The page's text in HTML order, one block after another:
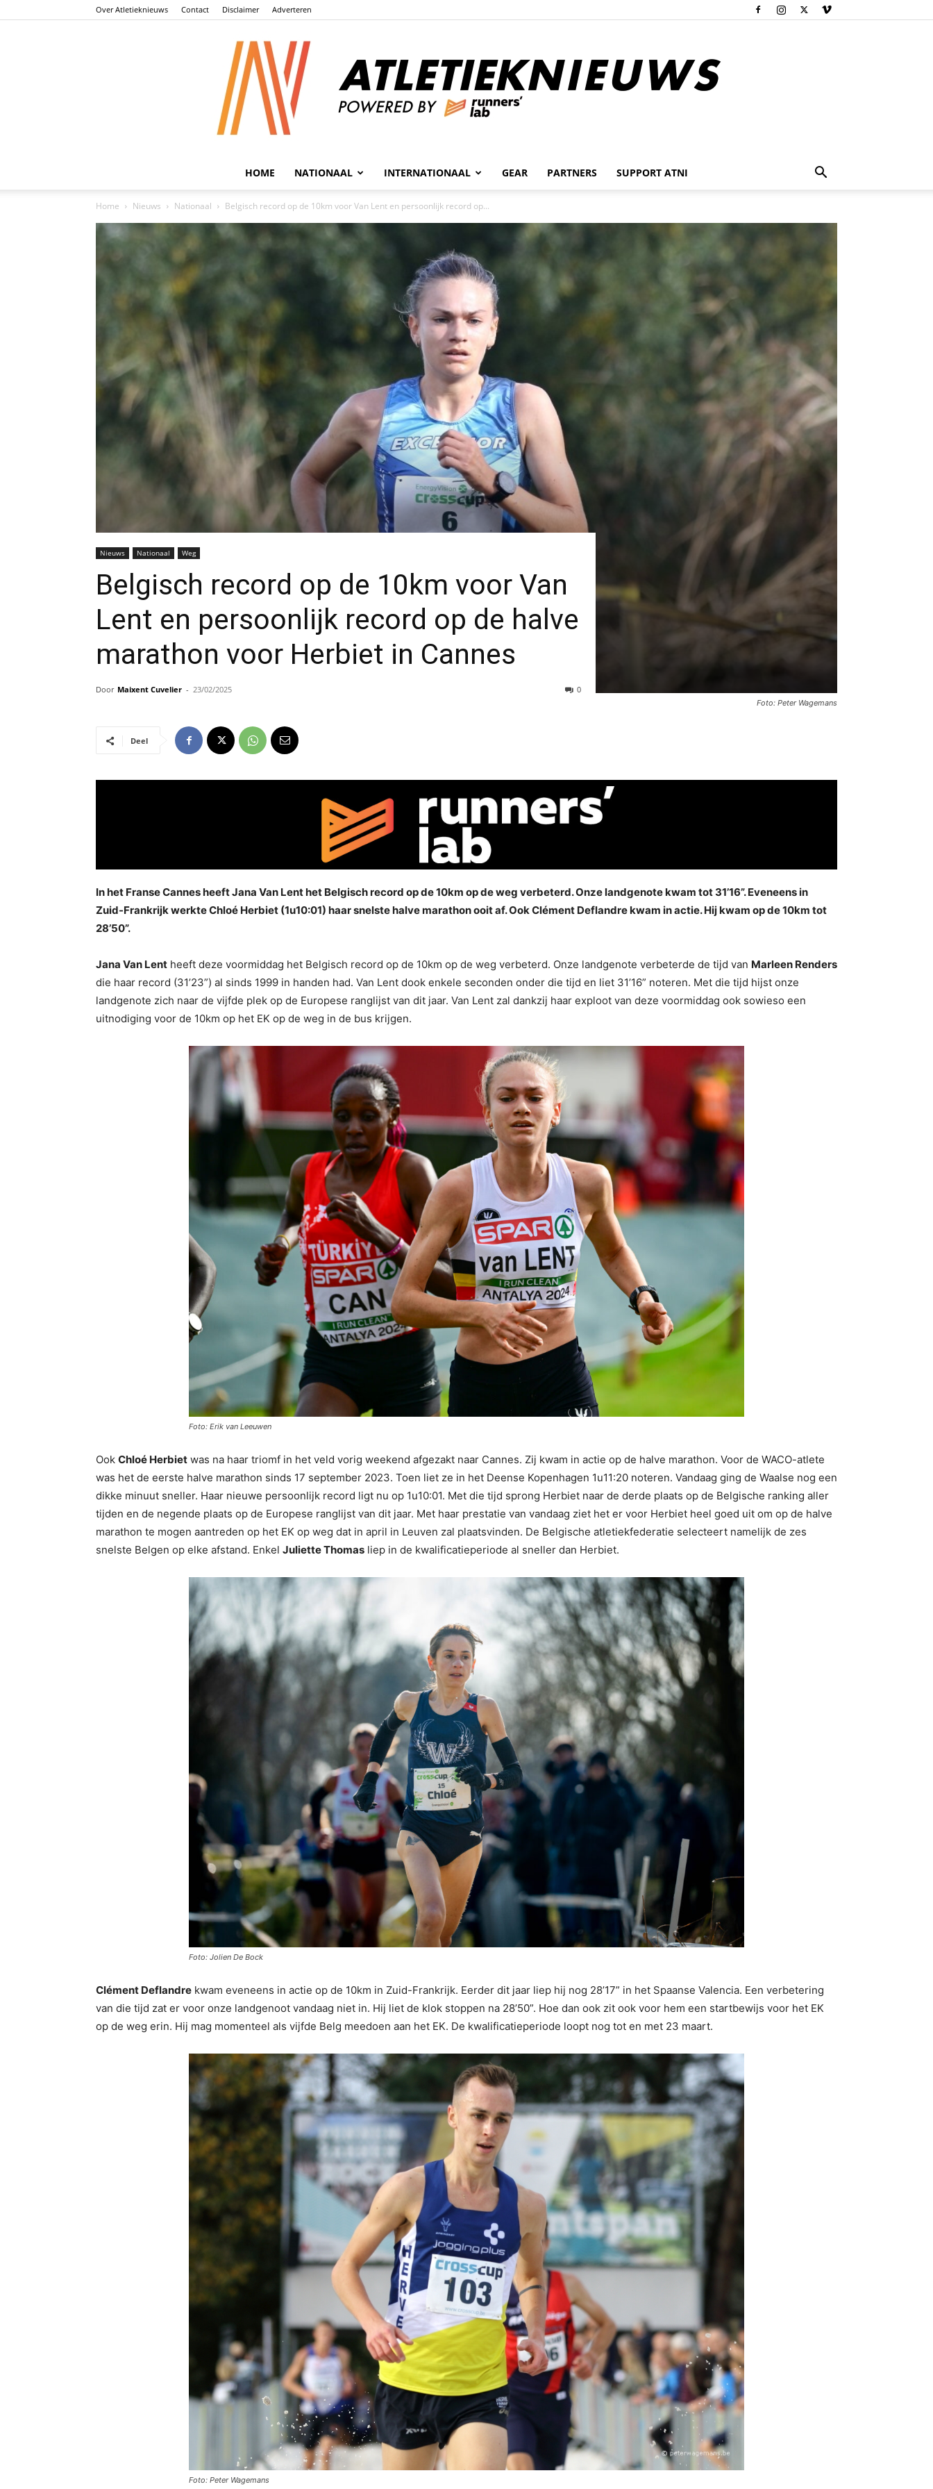
Over Atletieknieuws Contact Disclaimer Adverteren
Atletieknieuws
HOME NATIONAAL INTERNATIONAAL GEAR PARTNERS SUPPORT ATNI
Home Nieuws Nationaal Belgisch record op de 10km voor Van Lent en persoonlijk record op...
Foto: Peter Wagemans
Nieuws Nationaal Weg
Belgisch record op de 10km voor Van
Lent en persoonlijk record op de halve
marathon voor Herbiet in Cannes
Door Maixent Cuvelier - 23/02/2025 0
Deel
In het Franse Cannes heeft Jana Van Lent het Belgisch record op de 10km op de weg verbeterd. Onze landgenote kwam tot 31’16”. Eveneens in
Zuid-Frankrijk werkte Chloé Herbiet (1u10:01) haar snelste halve marathon ooit af. Ook Clément Deflandre kwam in actie. Hij kwam op de 10km tot
28’50”.
Jana Van Lent heeft deze voormiddag het Belgisch record op de 10km op de weg verbeterd. Onze landgenote verbeterde de tijd van Marleen Renders
die haar record (31’23”) al sinds 1999 in handen had. Van Lent dook enkele seconden onder die tijd en liet 31’16” noteren. Met die tijd hijst onze
landgenote zich naar de vijfde plek op de Europese ranglijst van dit jaar. Van Lent zal dankzij haar exploot van deze voormiddag ook sowieso een
uitnodiging voor de 10km op het EK op de weg in de bus krijgen.
Foto: Erik van Leeuwen
Ook Chloé Herbiet was na haar triomf in het veld vorig weekend afgezakt naar Cannes. Zij kwam in actie op de halve marathon. Voor de WACO-atlete
was het de eerste halve marathon sinds 17 september 2023. Toen liet ze in het Deense Kopenhagen 1u11:20 noteren. Vandaag ging de Waalse nog een
dikke minuut sneller. Haar nieuwe persoonlijk record ligt nu op 1u10:01. Met die tijd sprong Herbiet naar de derde plaats op de Belgische ranking aller
tijden en de negende plaats op de Europese ranglijst van dit jaar. Met haar prestatie van vandaag ziet het er voor Herbiet heel goed uit om op de halve
marathon te mogen aantreden op het EK op weg dat in april in Leuven zal plaatsvinden. De Belgische atletiekfederatie selecteert namelijk de zes
snelste Belgen op elke afstand. Enkel Juliette Thomas liep in de kwalificatieperiode al sneller dan Herbiet.
Foto: Jolien De Bock
Clément Deflandre kwam eveneens in actie op de 10km in Zuid-Frankrijk. Eerder dit jaar liep hij nog 28’17” in het Spaanse Valencia. Een verbetering
van die tijd zat er voor onze landgenoot vandaag niet in. Hij liet de klok stoppen na 28’50”. Hoe dan ook zit ook voor hem een startbewijs voor het EK
op de weg erin. Hij mag momenteel als vijfde Belg meedoen aan het EK. De kwalificatieperiode loopt nog tot en met 23 maart.
Foto: Peter Wagemans